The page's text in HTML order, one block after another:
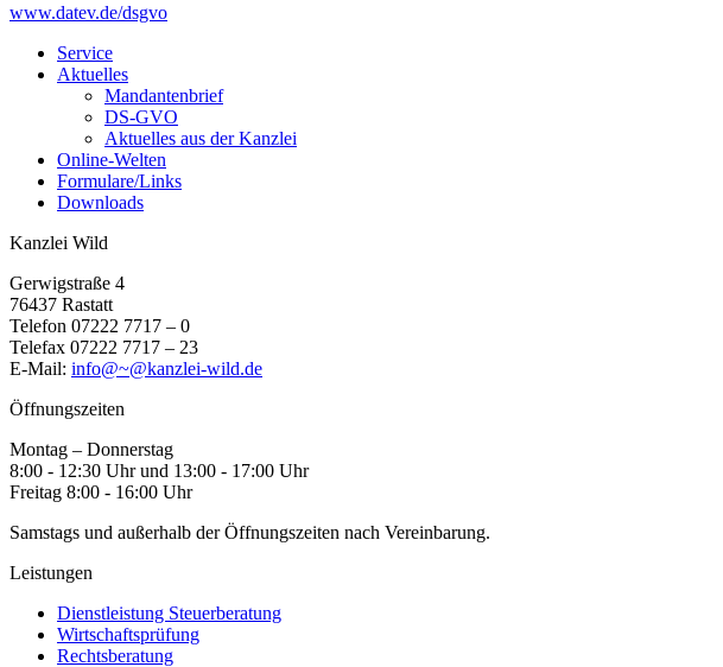
www.datev.de/dsgvo
Service
Aktuelles
Mandantenbrief
DS-GVO
Aktuelles aus der Kanzlei
Online-Welten
Formulare/Links
Downloads
Kanzlei Wild
Gerwigstraße 4
76437 Rastatt
Telefon 07222 7717 – 0
Telefax 07222 7717 – 23
E-Mail: info@~@kanzlei-wild.de
Öffnungszeiten
Montag – Donnerstag
8:00 - 12:30 Uhr und 13:00 - 17:00 Uhr
Freitag 8:00 - 16:00 Uhr
Samstags und außerhalb der Öffnungszeiten nach Vereinbarung.
Leistungen
Dienstleistung Steuerberatung
Wirtschaftsprüfung
Rechtsberatung